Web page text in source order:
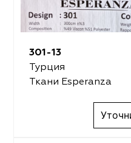
301-13
Турция
Ткани Esperanza